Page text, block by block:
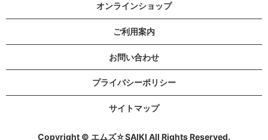
オンラインショップ
ご利用案内
お問い合わせ
プライバシーポリシー
サイトマップ
Copyright © エムズ☆SAIKI All Rights Reserved.